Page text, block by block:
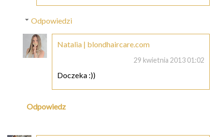
Odpowiedzi
Natalia | blondhaircare.com
29 kwietnia 2013 01:02
Doczeka :))
Odpowiedz